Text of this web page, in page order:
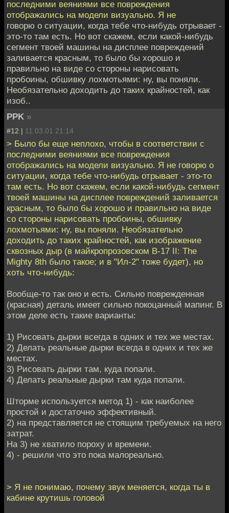
последними веяниями все повреждения
отображались на модели визуально. Я не
говорю о ситуации, когда тебе что-нибудь отрывает -
это-то там есть. Но вот скажем, если какой-нибудь
сегмент твоей машины на дисплее повреждений
заливается красным, то было бы хорошо и
правильно на виде со стороны нарисовать
пробоины, обшивку лохмотьями: ну, вы поняли.
Необязательно доходить до таких крайностей, как
изоб..
PPK »
#12 | 11.03.01 21:14
> Было бы еще неплохо, чтобы в соответствии с
последними веяниями все повреждения
отображались на модели визуально. Я не говорю о
ситуации, когда тебе что-нибудь отрывает - это-то
там есть. Но вот скажем, если какой-нибудь сегмент
твоей машины на дисплее повреждений заливается
красным, то было бы хорошо и правильно на виде
со стороны нарисовать пробоины, обшивку
лохмотьями: ну, вы поняли. Необязательно
доходить до таких крайностей, как изображение
сквозных дыр (в майкропрозовском B-17 II: The
Mighty 8th было такое; и в "Ил-2" тоже будет), но
хоть что-нибудь:
Вообще-то так оно и есть. Сильно поврежденная
(красная) деталь имеет сильно покоцанный мапинг. В
этом деле есть такие варианты:
1) Рисовать дырки всегда в одних и тех же местах.
2) Делать реальные дырки всегда в одних и тех же
местах.
3) Рисовать дырки там, куда попали.
4) Делать реальные дырки там куда попали.
Шторме используется метод 1) - как наиболее
простой и достаточно эффективный.
2) на представляется не стоящим требуемых на него
затрат.
На 3) не хватило пороху и времени.
4) - решили что это пока малореально.
> Я не понимаю, почему звук меняется, когда ты в
кабине крутишь головой